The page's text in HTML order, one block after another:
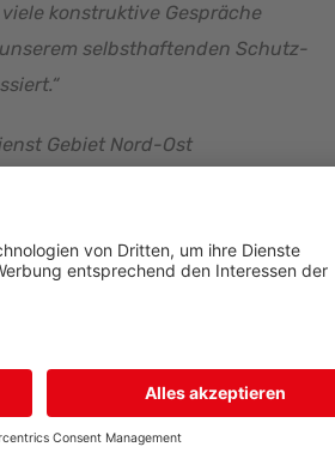
konstruktiveGespräche
selbsthaftenden Schutz-
Gebiet Nord-Ost
und umweltschonend